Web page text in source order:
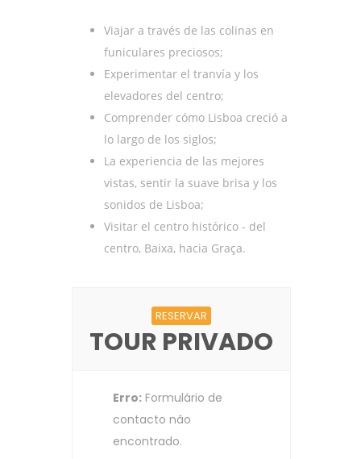
Viajar a través de las colinas en
funiculares preciosos;
Experimentar el tranvía y los
elevadores del centro;
Comprender cómo Lisboa creció a
lo largo de los siglos;
La experiencia de las mejores
vistas, sentir la suave brisa y los
sonidos de Lisboa;
Visitar el centro histórico - del
centro, Baixa, hacia Graça.
RESERVAR
TOUR PRIVADO
Erro: Formulário de
contacto não
encontrado.